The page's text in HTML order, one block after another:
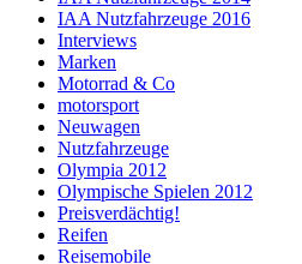
IAA Nutzfahrzeuge 2016
Interviews
Marken
Motorrad & Co
motorsport
Neuwagen
Nutzfahrzeuge
Olympia 2012
Olympische Spielen 2012
Preisverdächtig!
Reifen
Reisemobile